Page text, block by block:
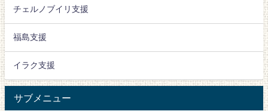
チェルノブイリ支援
福島支援
イラク支援
サブメニュー